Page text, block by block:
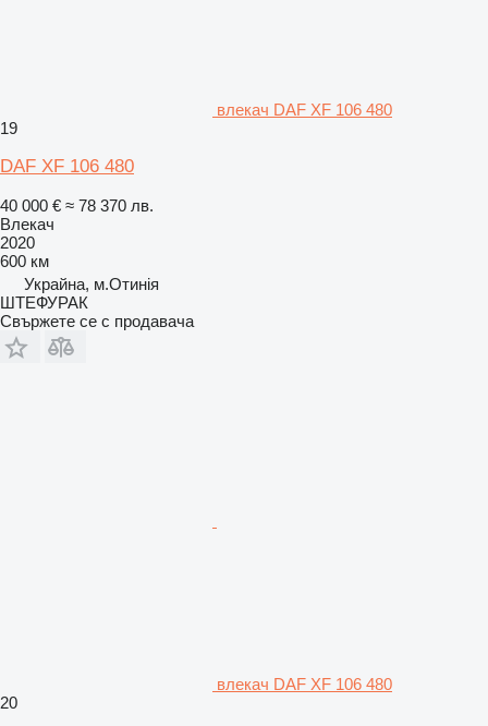
влекач DAF XF 106 480
19
DAF XF 106 480
40 000 € ≈ 78 370 лв.
Влекач
2020
600 км
Украйна, м.Отинія
ШТЕФУРАК
Свържете се с продавача
влекач DAF XF 106 480
20